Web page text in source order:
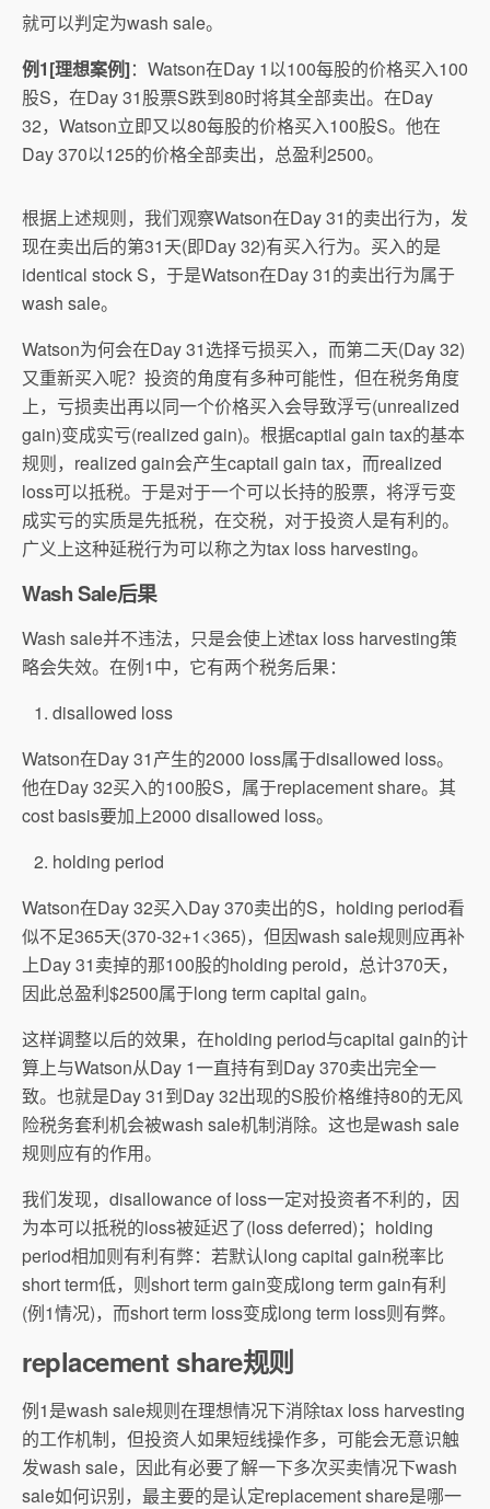
就可以判定为wash sale。
例1[理想案例]：Watson在Day 1以100每股的价格买入100
股S，在Day 31股票S跌到80时将其全部卖出。在Day
32，Watson立即又以80每股的价格买入100股S。他在
Day 370以125的价格全部卖出，总盈利2500。
根据上述规则，我们观察Watson在Day 31的卖出行为，发
现在卖出后的第31天(即Day 32)有买入行为。买入的是
identical stock S，于是Watson在Day 31的卖出行为属于
wash sale。
Watson为何会在Day 31选择亏损买入，而第二天(Day 32)
又重新买入呢？投资的角度有多种可能性，但在税务角度
上，亏损卖出再以同一个价格买入会导致浮亏(unrealized
gain)变成实亏(realized gain)。根据captial gain tax的基本
规则，realized gain会产生captail gain tax，而realized
loss可以抵税。于是对于一个可以长持的股票，将浮亏变
成实亏的实质是先抵税，在交税，对于投资人是有利的。
广义上这种延税行为可以称之为tax loss harvesting。
Wash Sale后果
Wash sale并不违法，只是会使上述tax loss harvesting策
略会失效。在例1中，它有两个税务后果：
disallowed loss
Watson在Day 31产生的2000 loss属于disallowed loss。
他在Day 32买入的100股S，属于replacement share。其
cost basis要加上2000 disallowed loss。
holding period
Watson在Day 32买入Day 370卖出的S，holding period看
似不足365天(370-32+1<365)，但因wash sale规则应再补
上Day 31卖掉的那100股的holding peroid，总计370天，
因此总盈利$2500属于long term capital gain。
这样调整以后的效果，在holding period与capital gain的计
算上与Watson从Day 1一直持有到Day 370卖出完全一
致。也就是Day 31到Day 32出现的S股价格维持80的无风
险税务套利机会被wash sale机制消除。这也是wash sale
规则应有的作用。
我们发现，disallowance of loss一定对投资者不利的，因
为本可以抵税的loss被延迟了(loss deferred)；holding
period相加则有利有弊：若默认long capital gain税率比
short term低，则short term gain变成long term gain有利
(例1情况)，而short term loss变成long term loss则有弊。
replacement share规则
例1是wash sale规则在理想情况下消除tax loss harvesting
的工作机制，但投资人如果短线操作多，可能会无意识触
发wash sale，因此有必要了解一下多次买卖情况下wash
sale如何识别，最主要的是认定replacement share是哪一